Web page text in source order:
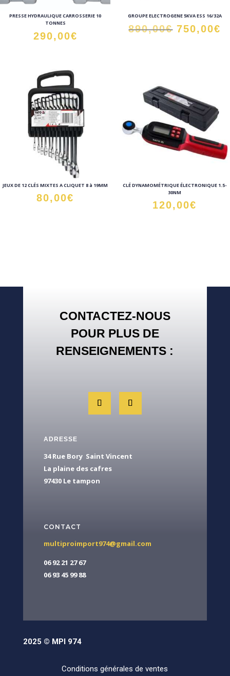
PRESSE HYDRAULIQUE CARROSSERIE 10
TONNES
290,00€
GROUPE ELECTROGENE 5KVA ESS 16/32A
890,00€ Le
750,00€
JEUX DE 12 CLÉS MIXTES A CLIQUET 8 à 19MM
80,00€
CLÉ DYNAMOMÉTRIQUE ÉLECTRONIQUE 1.5-
30NM
120,00€
CONTACTEZ-NOUS
POUR PLUS DE
RENSEIGNEMENTS :
ADRESSE
34 Rue Bory Saint Vincent
La plaine des cafres
97430 Le tampon
CONTACT
multiproimport974@gmail.com
06 92 21 27 67
06 93 45 99 88
2025 © MPI 974
Conditions générales de ventes